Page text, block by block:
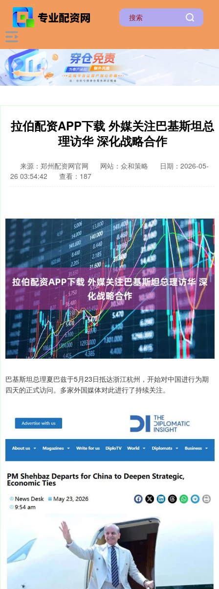
拉伯配资APP下载 外媒关注巴基斯坦总
理访华 深化战略合作
来源：郑州配资网官网 网站：众和策略
日期：2026-05-
26 03:54:42
查看：187
巴基斯坦总理夏巴兹于5月23日抵达浙江杭州，开始对中国进行为期
四天的正式访问。多家外国媒体对此进行了持续关注。